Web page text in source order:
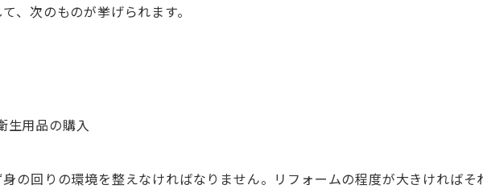
、次のものが挙げられます。
生用品の購入
の回りの環境を整えなければなりません。リフォームの程度が大きければそ